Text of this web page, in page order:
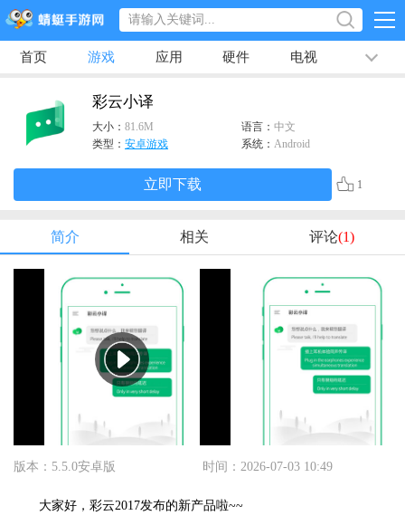
首页 游戏 应用 硬件 电视 排行榜
彩云小译
大小： 81.6M 语言： 中文
类型： 安卓游戏 系统： Android
立即下载 1
简介 相关 评论(1)
版本：5.5.0安卓版 时间：2026-07-03 10:49
大家好，彩云2017发布的新产品啦~~